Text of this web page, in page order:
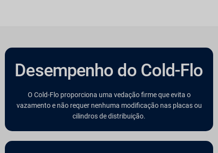
Desempenho do Cold-Flo
O Cold-Flo proporciona uma vedação firme que evita o
vazamento e não requer nenhuma modificação nas placas ou
cilindros de distribuição.